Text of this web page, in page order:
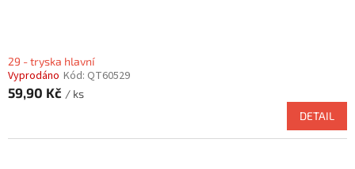
29 - tryska hlavní
Vyprodáno Kód: QT60529
59,90 Kč / ks
DETAIL